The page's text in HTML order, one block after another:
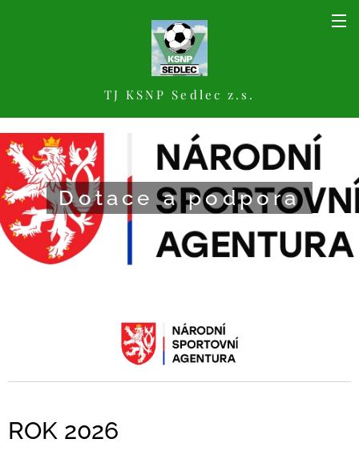
TJ KSNP Sedlec z.s.
Dotace a podpora
ROK 2026